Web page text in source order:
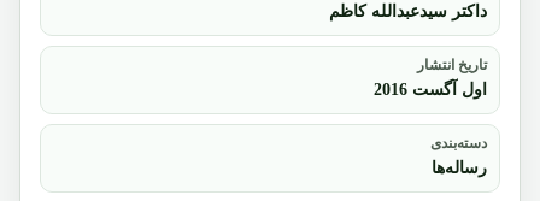
داکتر سیدعبدالله کاظم
تاریخ انتشار
اول آگست 2016
دسته‌بندی
رساله‌ها